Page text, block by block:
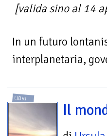
[valida sino al 14
In un futuro
interplanetaria,
LIBRI
Il